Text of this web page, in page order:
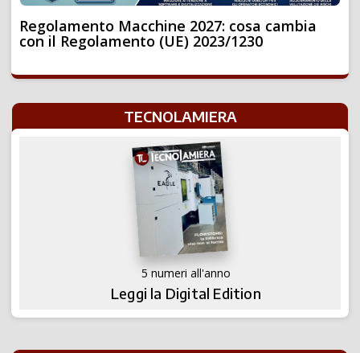
Regolamento Macchine 2027: cosa cambia
con il Regolamento (UE) 2023/1230
TECNOLAMIERA
5 numeri all'anno
Leggi la Digital Edition